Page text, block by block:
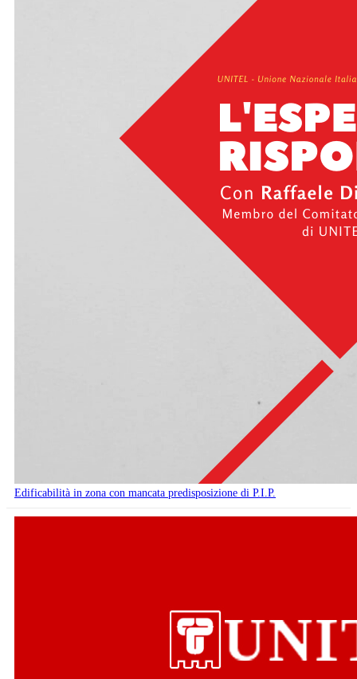
Edificabilità in zona con mancata predisposizione di P.I.P.